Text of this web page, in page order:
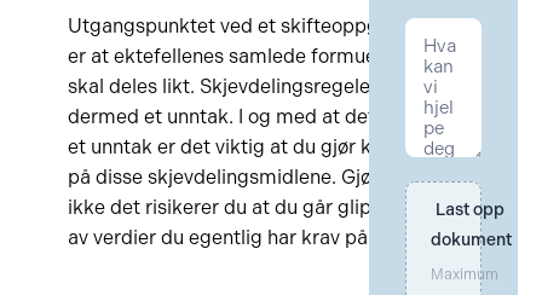
Utgangspunktet ved et skifteoppgjør
er at ektefellenes samlede formue
skal deles likt. Skjevdelingsregelen er
dermed et unntak. I og med at det er
et unntak er det viktig at du gjør krav
på disse skjevdelingsmidlene. Gjør du
ikke det risikerer du at du går glipp
av verdier du egentlig har krav på.
Last opp
dokument
Maximum